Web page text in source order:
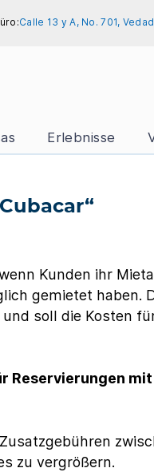
Calle 13 y A, No. 701,
Erlebnisse
Kunden ihr
gemietet haben.
soll die Kosten
Reservierungen
zu vergrößern.